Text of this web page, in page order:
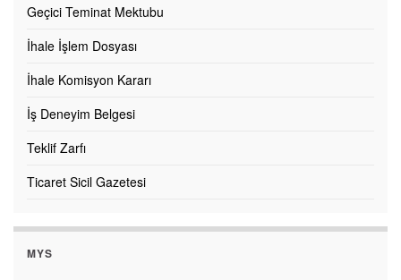
Geçici Teminat Mektubu
İhale İşlem Dosyası
İhale Komisyon Kararı
İş Deneyim Belgesi
Teklif Zarfı
Ticaret Sicil Gazetesi
MYS